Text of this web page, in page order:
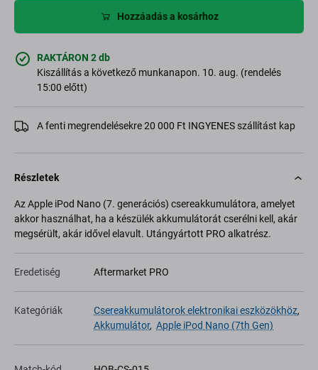
Hozzáadás a kosárhoz
RAKTÁRON 2 db
Kiszállítás a következő munkanapon. 10. aug. (rendelés
15:00 előtt)
A fenti megrendelésekre 20 000 Ft INGYENES szállítást kap
Részletek
Az Apple iPod Nano (7. generációs) csereakkumulátora, amelyet
akkor használhat, ha a készülék akkumulátorát cserélni kell, akár
megsérült, akár idővel elavult. Utángyártott PRO alkatrész.
Eredetiség Aftermarket PRO
Kategóriák Csereakkumulátorok elektronikai eszközökhöz,
Akkumulátor, Apple iPod Nano (7th Gen)